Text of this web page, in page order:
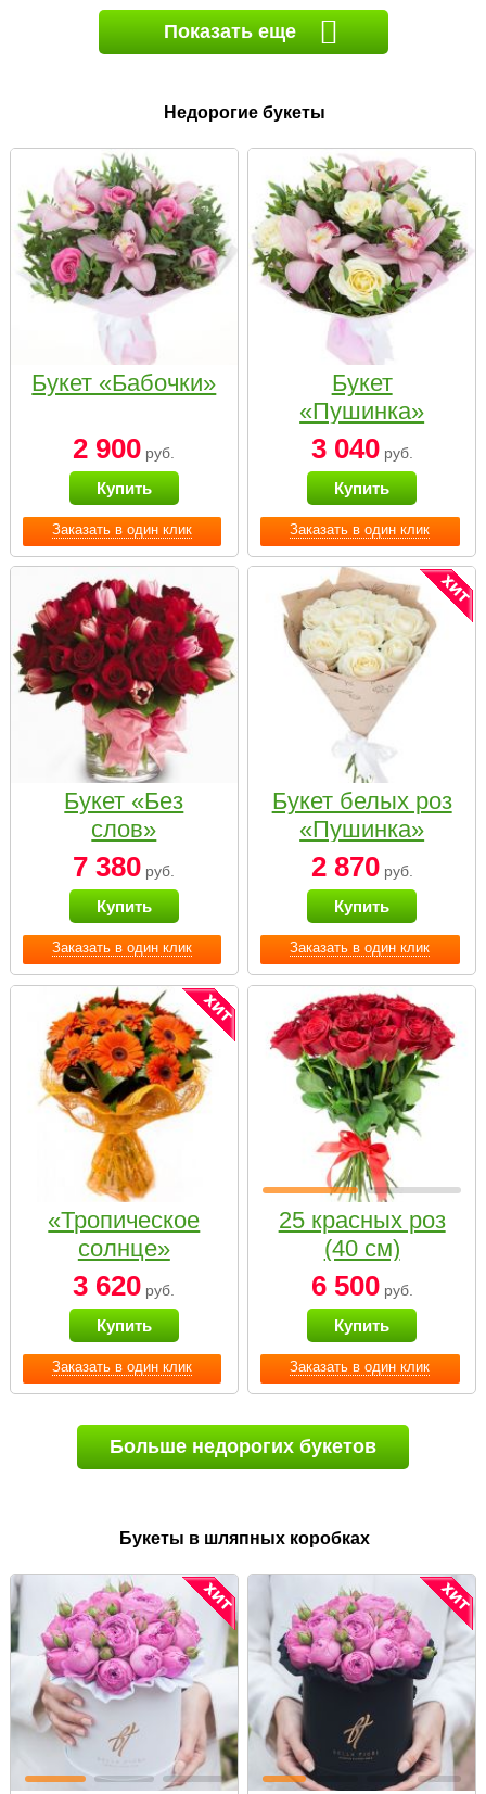
Показать еще
Недорогие букеты
Заказать в один клик
Букет «Бабочки»
2 900 руб.
Купить
Заказать в один клик
Букет
«Пушинка»
3 040руб.
Купить
Заказать в один клик
Букет «Без
слов»
7 380 руб.
Купить
Заказать в один клик
Букет белых роз
«Пушинка»
2 870руб.
Купить
Заказать в один клик
«Тропическое
солнце»
3 620 руб.
Купить
Заказать в один клик
25 красных роз
(40 см)
6 500руб.
Купить
Больше недорогих букетов
Букеты в шляпных коробках